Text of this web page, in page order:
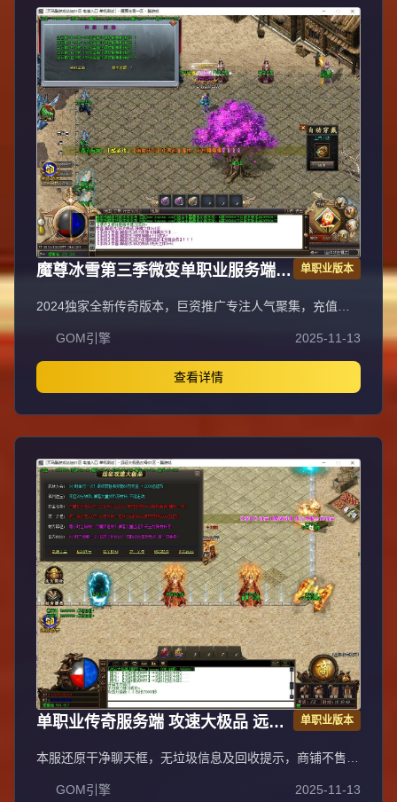
魔尊冰雪第三季微变单职业服务端
GOM引擎
单职业版本
2024独家全新传奇版本，巨资推广专注人气聚集，充值比
（10:30/13:30/16:30/19:30/22:30），新区火爆人气爆棚。
全装备怪物爆率无保留，物品来源完全透明，公平爆装系
统；重金定制GK反外挂系统，全面封禁外挂/加速/辅助，打
造绿色公平环境。每日五区连开人气霸屏，次日合区第三天
统一攻沙，激情PK体验。装备全靠野外爆出无商城售卖，
优惠不卖装备，公平无黑幕；防盗提示：不设二级密码保护
账号安全谨防诈骗。
GOM引擎 2025-11-13
查看详情
单职业传奇服务端 攻速大极品 远征
版 GOM引擎
单职业版本
本服还原干净聊天框，无垃圾信息及回收提示，商铺不售材
群联系客服完美解答，无论是否消费均用心服务，所有玩家
GOM引擎 2025-11-13